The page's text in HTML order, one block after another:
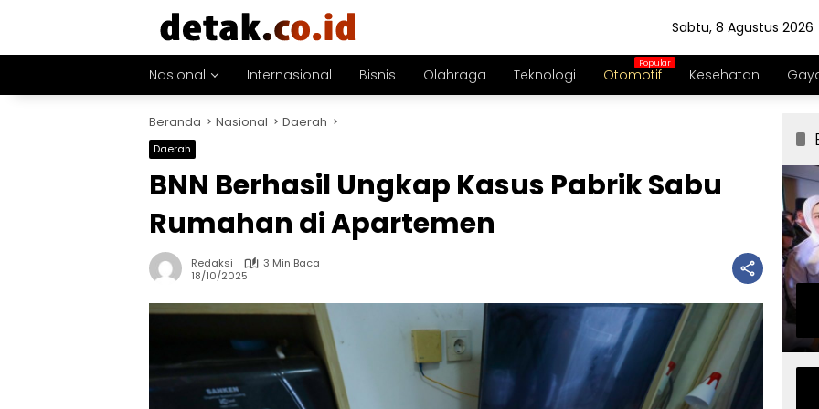
Sabtu, 8 Agustus 2026
Nasional Internasional Bisnis Olahraga Teknologi Otomotif Kesehatan
Beranda Nasional Daerah
Daerah
BNN Berhasil Ungkap Kasus Pabrik Sabu
Rumahan di Apartemen
Redaksi
3 Min Baca
18/10/2025